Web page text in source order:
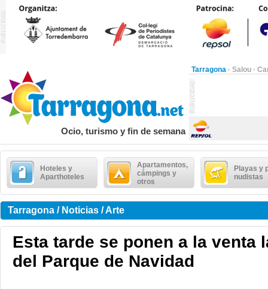
Tarragona · Salou ·
Ocio, turismo y fin de semana
Hoteles y
Aparthoteles
Apartamentos,
cámpings y
otros
Playas y
nudistas
Tarragona / Noticias / Arte
Esta tarde se ponen a la venta
del Parque de Navidad